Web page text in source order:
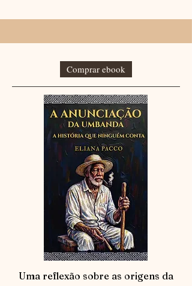
Comprar ebook
Uma reflexão sobre as origens da